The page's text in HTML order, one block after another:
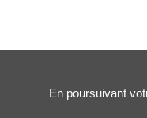
En poursuivant